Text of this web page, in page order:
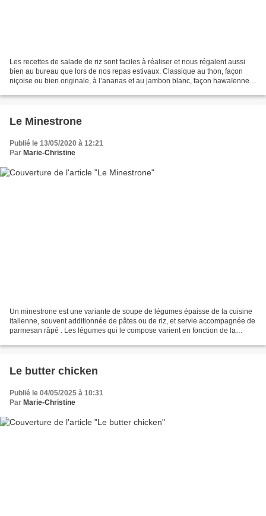
Les recettes de salade de riz sont faciles à réaliser et nous régalent aussi
bien au bureau que lors de nos repas estivaux. Classique au thon, façon
niçoise ou bien originale, à l’ananas et au jambon blanc, façon hawaïenne.
Le Minestrone
Publié le 13/05/2020 à 12:21
Par Marie-Christine
Un minestrone est une variante de soupe de légumes épaisse de la cuisine
italienne, souvent additionnée de pâtes ou de riz, et servie accompagnée de
parmesan râpé . Les légumes qui le compose varient en fonction de la
Le butter chicken
Publié le 04/05/2025 à 10:31
Par Marie-Christine